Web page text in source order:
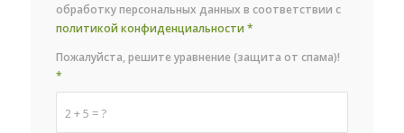
обработку персональных данных в соответствии с
политикой конфиденциальности *
2 + 5 = ?
Пожалуйста, решите уравнение (защита от спама)!
*